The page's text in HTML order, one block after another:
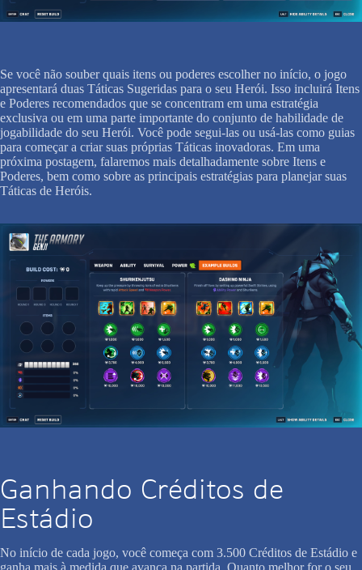
Se você não souber quais itens ou poderes escolher no início, o jogo
apresentará duas Táticas Sugeridas para o seu Herói. Isso incluirá Itens
e Poderes recomendados que se concentram em uma estratégia
exclusiva ou em uma parte importante do conjunto de habilidade de
jogabilidade do seu Herói. Você pode segui-las ou usá-las como guias
para começar a criar suas próprias Táticas inovadoras. Em uma
próxima postagem, falaremos mais detalhadamente sobre Itens e
Poderes, bem como sobre as principais estratégias para planejar suas
Táticas de Heróis.
Ganhando Créditos de
Estádio
No início de cada jogo, você começa com 3.500 Créditos de Estádio e